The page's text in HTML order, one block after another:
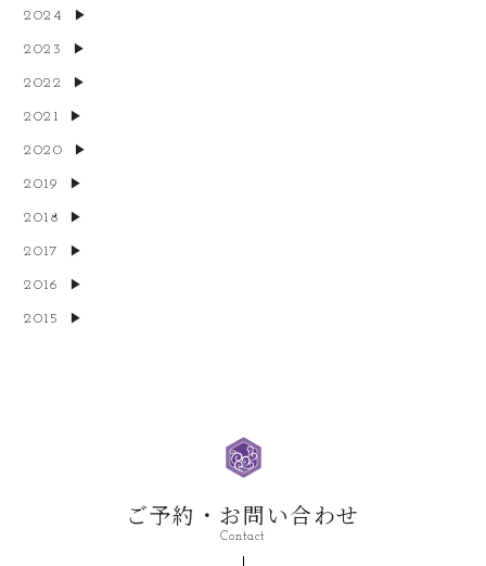
2024
2023
2022
2021
2020
2019
2018
2017
2016
2015
ご予約・お問い合わせ
Contact